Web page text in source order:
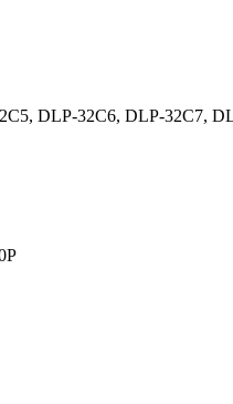
DLP-32C6, DLP-32C7,